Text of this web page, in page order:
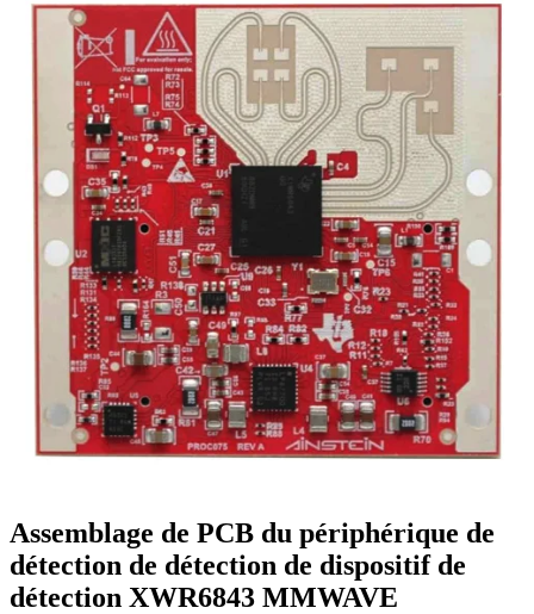
Assemblage de PCB du périphérique de
détection de détection de dispositif de
détection XWR6843 MMWAVE